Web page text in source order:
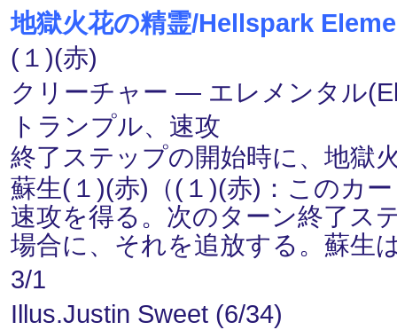
地獄火花の精霊/Hellspark
(１)(赤)
クリーチャー ― エレメンタル
トランプル、速攻
終了ステップの開始時に、地獄
蘇生(１)(赤)（(１)(赤)：このカ
速攻を得る。次のターン終了ス
場合に、それを追放する。蘇生
3/1
Illus.Justin Sweet (6/34)